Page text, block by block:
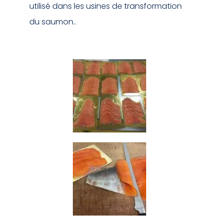
utilisé dans les usines de transformation
du saumon..